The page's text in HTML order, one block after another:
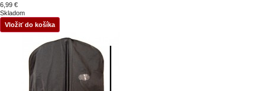
6,99 €
Skladom
Vložiť do košíka